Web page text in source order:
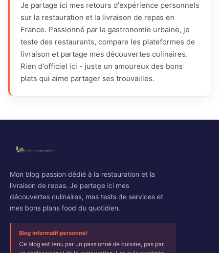
Je partage ici mes retours d'expérience personnels
sur la restauration et la livraison de repas en
France. Passionné par la gastronomie urbaine, je
teste des restaurants, compare les plateformes de
livraison et partage mes découvertes culinaires.
Rien d'officiel ici - juste un amoureux des bons
plats qui aime partager ses trouvailles.
Mon blog passion dédié à la restauration et la
livraison de repas. Je partage ici mes
découvertes culinaires, mes tests de services et
mes bons plans food du quotidien.
Blog informatif personnel
Ce blog est tenu par un passionné de cuisine, pas par